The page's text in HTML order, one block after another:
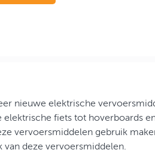
nieuwe elektrische
fiets tot hoverboards
vervoersmiddelen gebruik
van deze vervoersmiddelen.